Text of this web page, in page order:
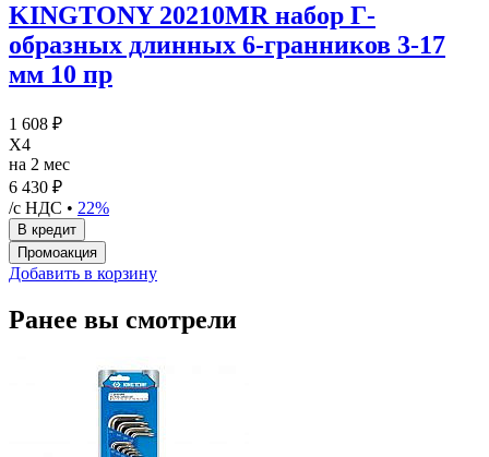
KINGTONY 20210MR набор Г-
образных длинных 6-гранников 3-17
мм 10 пр
1 608 ₽
X4
на 2 мес
6 430 ₽
/с НДС • 22%
Добавить в корзину
Ранее вы смотрели